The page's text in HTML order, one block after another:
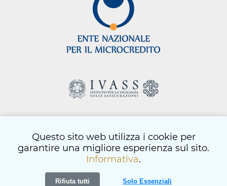
html - © Copyright 2026
informativa privacy
-informativa cookie
artemedia.it
Questo sito web utilizza i cookie per
garantire una migliore esperienza sul sito.
Informativa.
Rifiuta tutti Solo Essenziali